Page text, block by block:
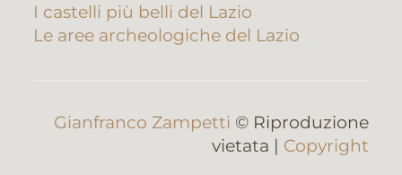
I castelli più belli del Lazio
Le aree archeologiche del Lazio
Gianfranco Zampetti © Riproduzione
vietata | Copyright